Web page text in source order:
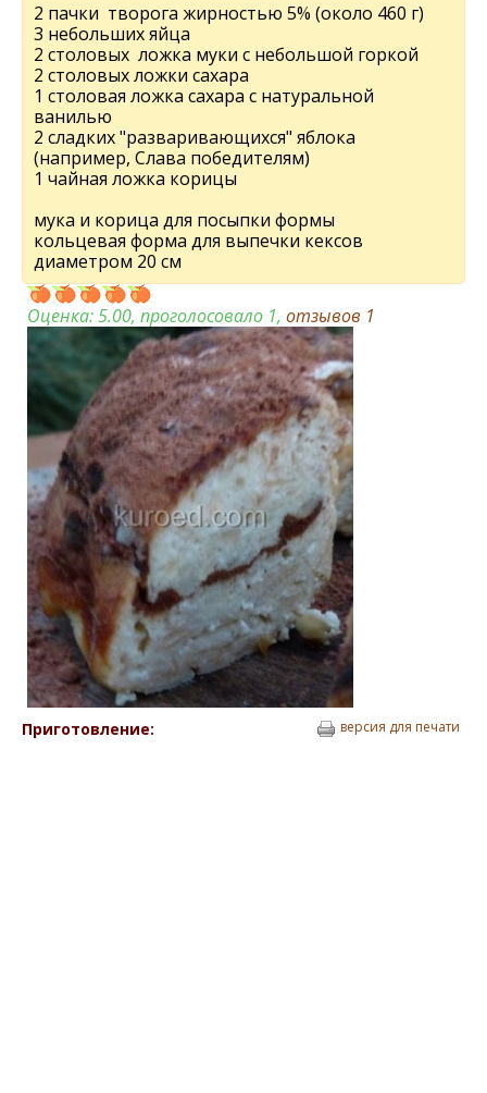
2 пачки творога жирностью 5% (около 460 г)
3 небольших яйца
2 столовых ложка муки с небольшой горкой
2 столовых ложки сахара
1 столовая ложка сахара с натуральной
ванилью
2 сладких "разваривающихся" яблока
(например, Слава победителям)
1 чайная ложка корицы
мука и корица для посыпки формы
кольцевая форма для выпечки кексов
диаметром 20 см
Оценка:5.00, проголосовало 1, отзывов 1
Приготовление: версия для печати